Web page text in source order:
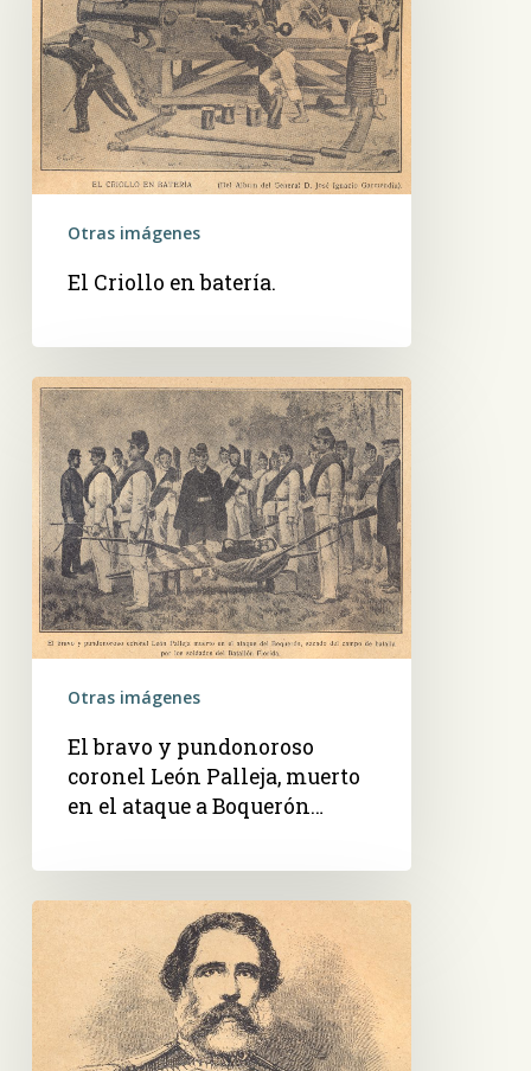
Otras imágenes
El Criollo en batería.
El
bravo
pundonoroso
coronel
León
Palleja,
muerto
en
ataque
Boquerón…
Otras imágenes
El bravo y pundonoroso
coronel León Palleja, muerto
en el ataque a Boquerón…
Brigadier